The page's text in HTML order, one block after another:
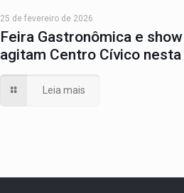
25 de fevereiro de 2026
Feira Gastronômica e
agitam Centro Cívico
Leia mais